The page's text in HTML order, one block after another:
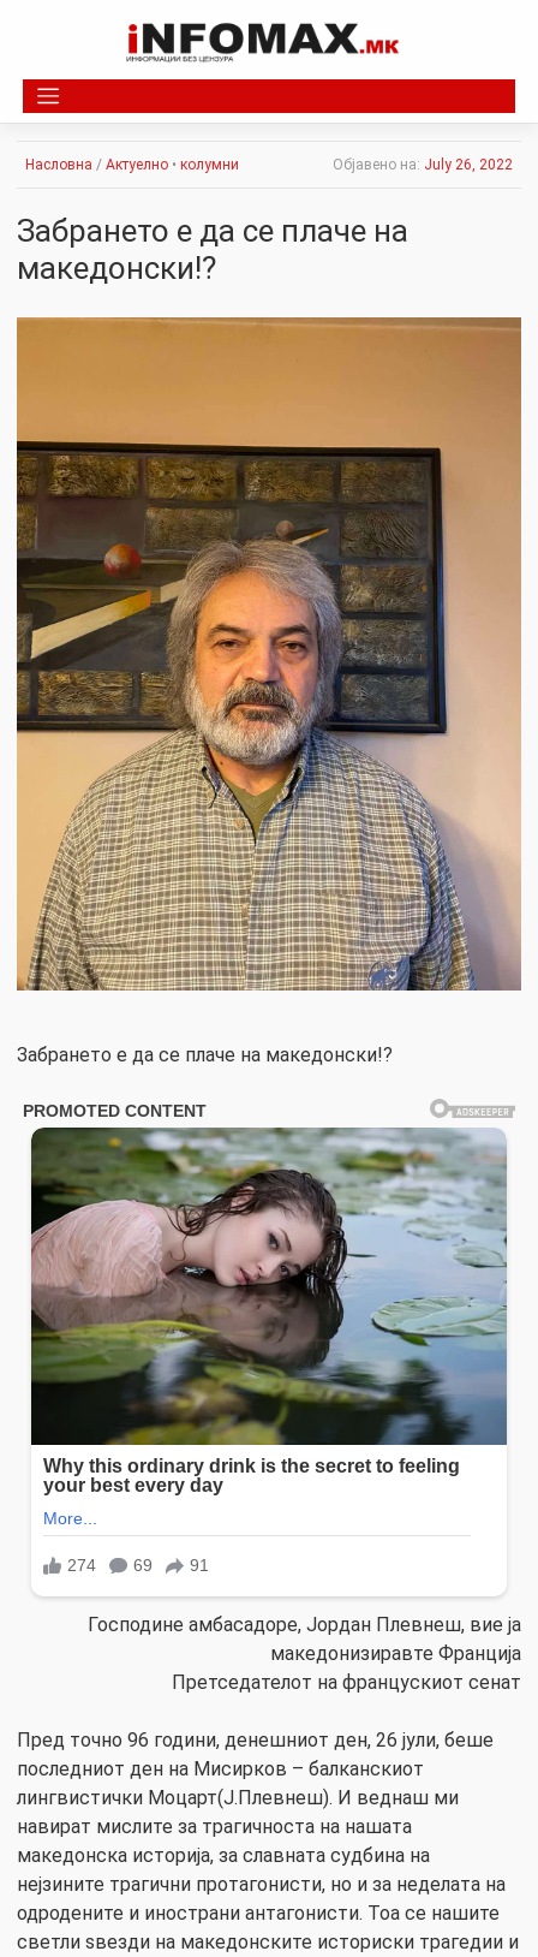
Насловна / Актуелно • колумни Објавено на: July 26, 2022
Забрането е да се плаче на
македонски!?
Забрането е да се плаче на македонски!?
Господине амбасадоре, Јордан Плевнеш, вие ја
македонизиравте Франција
Претседателот на францускиот сенат
Пред точно 96 години, денешниот ден, 26 јули, беше
последниот ден на Мисирков – балканскиот
лингвистички Моцарт(Ј.Плевнеш). И веднаш ми
навират мислите за трагичноста на нашата
македонска историја, за славната судбина на
нејзините трагични протагонисти, но и за неделата на
одродените и инострани антагонисти. Тоа се нашите
светли ѕвезди на македонските историски трагедии и